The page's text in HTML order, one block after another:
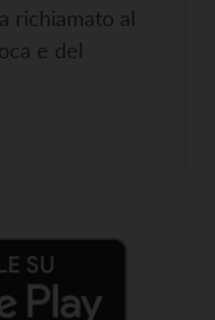
richiamato al
e del